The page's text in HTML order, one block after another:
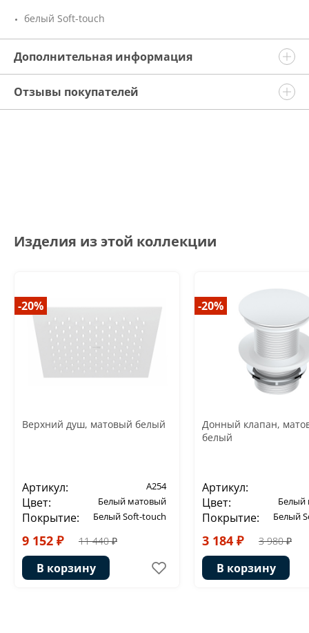
белый Soft-touch
Дополнительная информация
Отзывы покупателей
Изделия из этой коллекции
-20%
Верхний душ, матовый белый
Артикул: A254
Цвет: Белый матовый
Покрытие: Белый Soft-touch
9 152 ₽ 11 440 ₽
В корзину
-20%
Донный клапан,
белый
Артикул:
Цвет:
Белый
Покрытие: Белый
3 184 ₽ 3 980 ₽
В корзину